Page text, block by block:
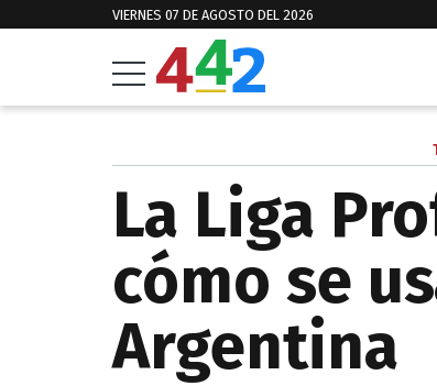
VIERNES 07 DE AGOSTO DEL 2026
La Liga
cómo se
Argentina